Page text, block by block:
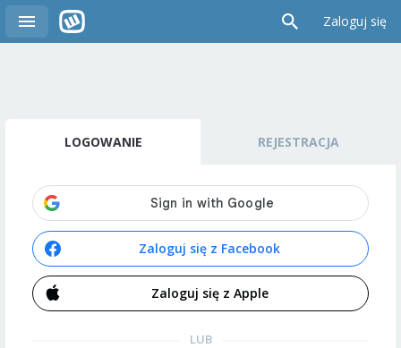
Zaloguj się
LOGOWANIE REJESTRACJA
Zaloguj się z Facebook
Zaloguj się z Apple
LUB